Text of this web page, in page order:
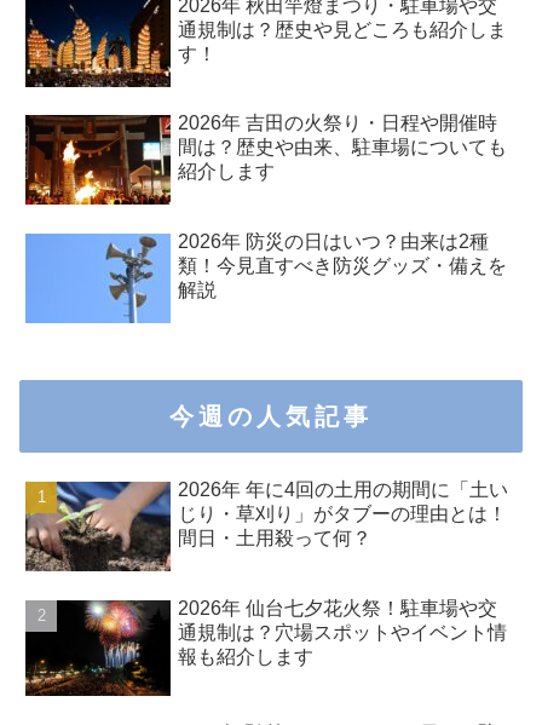
2026年 秋田竿燈まつり・駐車場や交
通規制は？歴史や見どころも紹介しま
す！
2026年 吉田の火祭り・日程や開催時
間は？歴史や由来、駐車場についても
紹介します
2026年 防災の日はいつ？由来は2種
類！今見直すべき防災グッズ・備えを
解説
今週の人気記事
2026年 年に4回の土用の期間に「土い
じり・草刈り」がタブーの理由とは！
間日・土用殺って何？
2026年 仙台七夕花火祭！駐車場や交
通規制は？穴場スポットやイベント情
報も紹介します